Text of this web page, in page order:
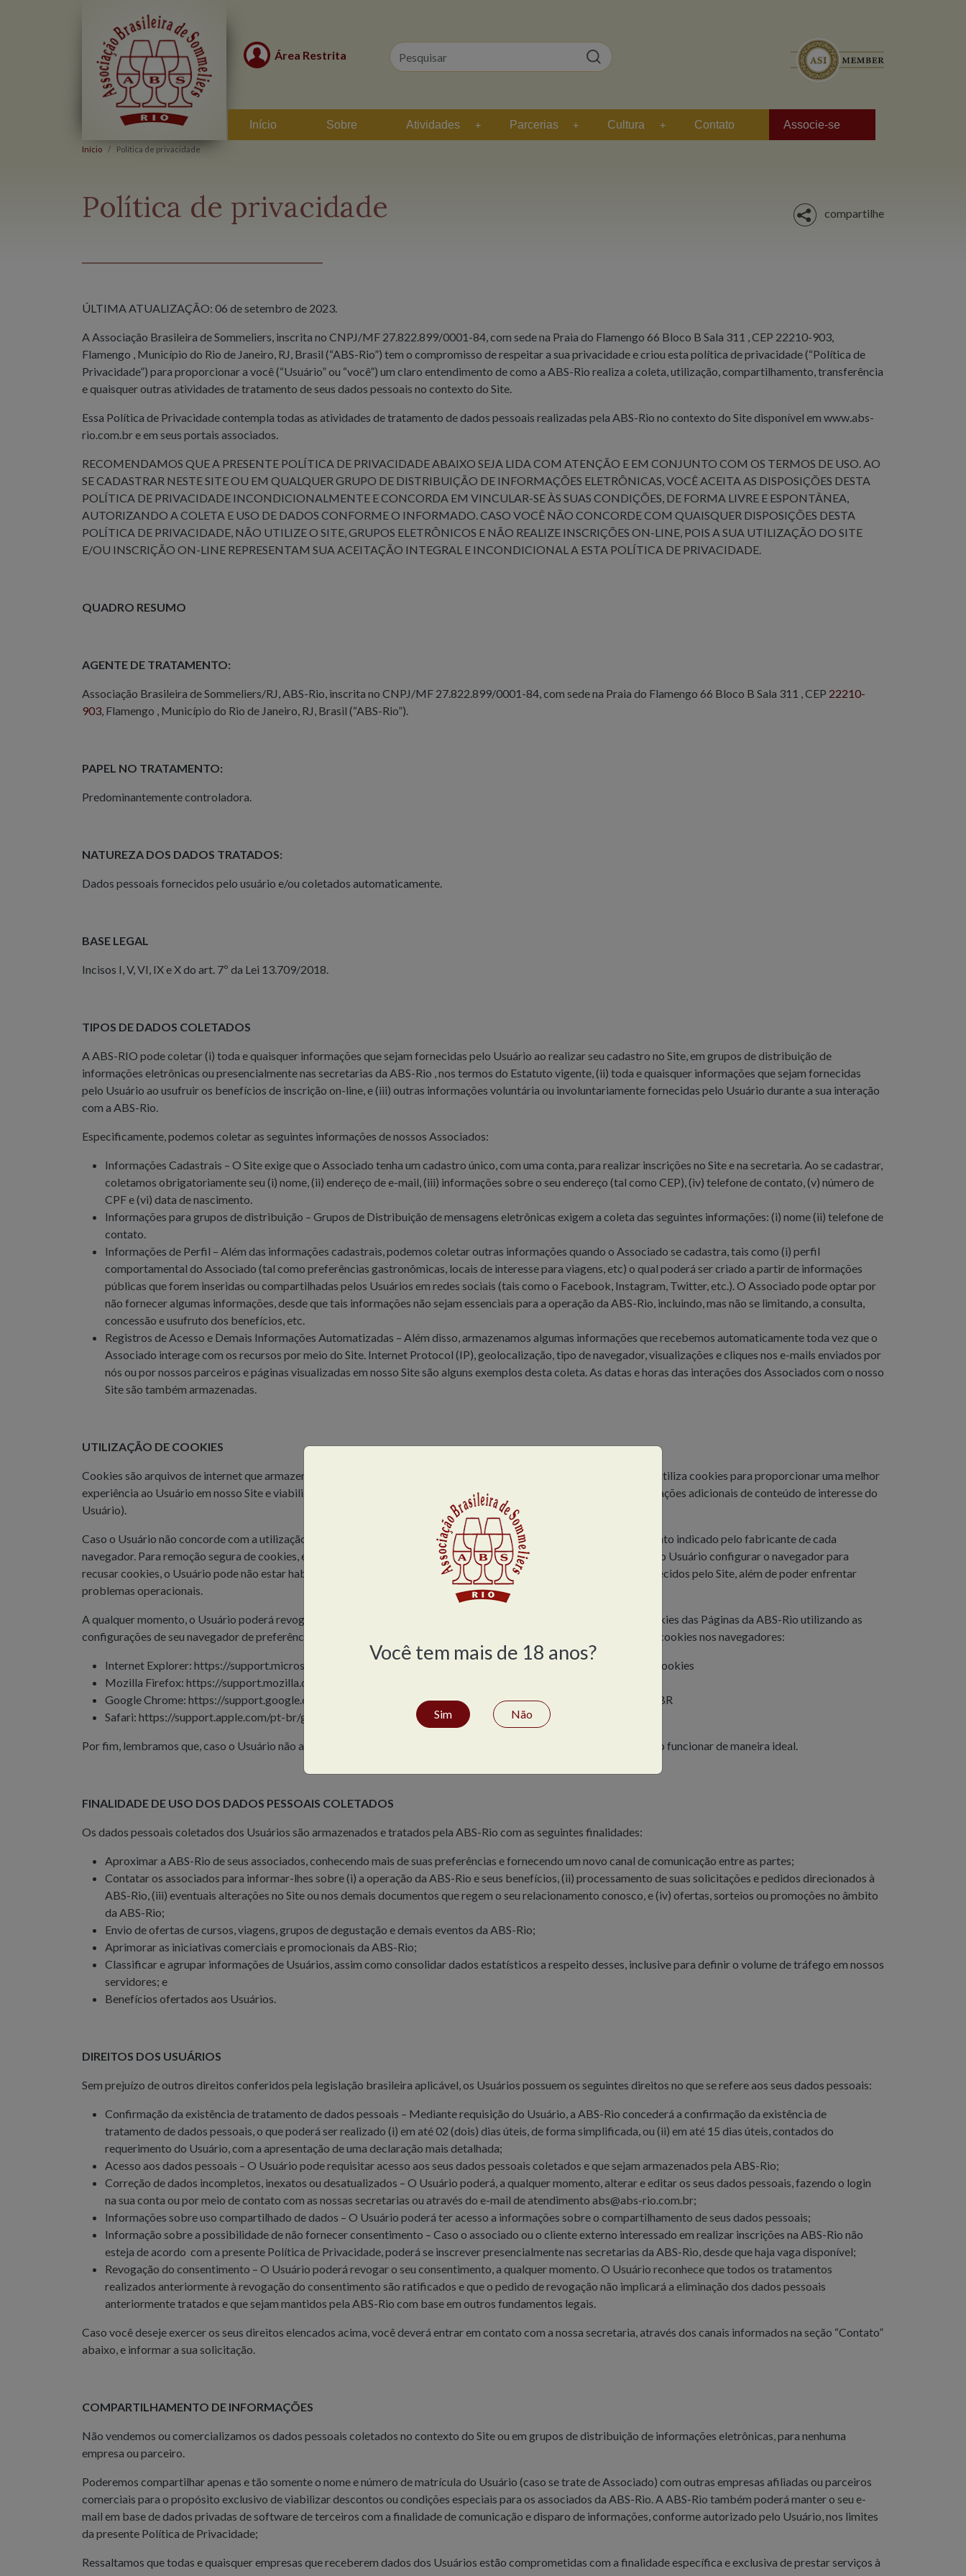
Área Restrita
Início Sobre Atividades Parcerias Cultura Contato Associe-se
Início Política de privacidade
compartilhe
Política de privacidade
ÚLTIMA ATUALIZAÇÃO: 06 de setembro de 2023.
A Associação Brasileira de Sommeliers, inscrita no CNPJ/MF 27.822.899/0001-84, com sede na Praia do Flamengo 66 Bloco B Sala 311 , CEP ‪22210-903,
Flamengo , Município do Rio de Janeiro, RJ, Brasil (“ABS-Rio”) tem o compromisso de respeitar a sua privacidade e criou esta política de privacidade (“Política de
Privacidade”) para proporcionar a você (“Usuário” ou “você”) um claro entendimento de como a ABS-Rio realiza a coleta, utilização, compartilhamento, transferência
e quaisquer outras atividades de tratamento de seus dados pessoais no contexto do Site.
Essa Política de Privacidade contempla todas as atividades de tratamento de dados pessoais realizadas pela ABS-Rio no contexto do Site disponível em www.abs-
rio.com.br e em seus portais associados.
RECOMENDAMOS QUE A PRESENTE POLÍTICA DE PRIVACIDADE ABAIXO SEJA LIDA COM ATENÇÃO E EM CONJUNTO COM OS TERMOS DE USO. AO
SE CADASTRAR NESTE SITE OU EM QUALQUER GRUPO DE DISTRIBUIÇÃO DE INFORMAÇÕES ELETRÔNICAS, VOCÊ ACEITA AS DISPOSIÇÕES DESTA
POLÍTICA DE PRIVACIDADE INCONDICIONALMENTE E CONCORDA EM VINCULAR-SE ÀS SUAS CONDIÇÕES, DE FORMA LIVRE E ESPONTÂNEA,
AUTORIZANDO A COLETA E USO DE DADOS CONFORME O INFORMADO. CASO VOCÊ NÃO CONCORDE COM QUAISQUER DISPOSIÇÕES DESTA
POLÍTICA DE PRIVACIDADE, NÃO UTILIZE O SITE, GRUPOS ELETRÔNICOS E NÃO REALIZE INSCRIÇÕES ON-LINE, POIS A SUA UTILIZAÇÃO DO SITE
E/OU INSCRIÇÃO ON-LINE REPRESENTAM SUA ACEITAÇÃO INTEGRAL E INCONDICIONAL A ESTA POLÍTICA DE PRIVACIDADE.
QUADRO RESUMO
AGENTE DE TRATAMENTO:
Associação Brasileira de Sommeliers/RJ, ABS-Rio, inscrita no CNPJ/MF 27.822.899/0001-84, com sede na Praia do Flamengo 66 Bloco B Sala 311 , CEP ‪22210-
903, Flamengo , Município do Rio de Janeiro, RJ, Brasil (“ABS-Rio”).
PAPEL NO TRATAMENTO:
Predominantemente controladora.
NATUREZA DOS DADOS TRATADOS:
Dados pessoais fornecidos pelo usuário e/ou coletados automaticamente.
BASE LEGAL
Incisos I, V, VI, IX e X do art. 7º da Lei 13.709/2018.
TIPOS DE DADOS COLETADOS
A ABS-RIO pode coletar (i) toda e quaisquer informações que sejam fornecidas pelo Usuário ao realizar seu cadastro no Site, em grupos de distribuição de
informações eletrônicas ou presencialmente nas secretarias da ABS-Rio , nos termos do Estatuto vigente, (ii) toda e quaisquer informações que sejam fornecidas
pelo Usuário ao usufruir os benefícios de inscrição on-line, e (iii) outras informações voluntária ou involuntariamente fornecidas pelo Usuário durante a sua interação
com a ABS-Rio.
Especificamente, podemos coletar as seguintes informações de nossos Associados:
Informações Cadastrais – O Site exige que o Associado tenha um cadastro único, com uma conta, para realizar inscrições no Site e na secretaria. Ao se cadastrar,
coletamos obrigatoriamente seu (i) nome, (ii) endereço de e-mail, (iii) informações sobre o seu endereço (tal como CEP), (iv) telefone de contato, (v) número de
CPF e (vi) data de nascimento.
Informações para grupos de distribuição – Grupos de Distribuição de mensagens eletrônicas exigem a coleta das seguintes informações: (i) nome (ii) telefone de
contato.
Informações de Perfil – Além das informações cadastrais, podemos coletar outras informações quando o Associado se cadastra, tais como (i) perfil
comportamental do Associado (tal como preferências gastronômicas, locais de interesse para viagens, etc) o qual poderá ser criado a partir de informações
públicas que forem inseridas ou compartilhadas pelos Usuários em redes sociais (tais como o Facebook, Instagram, Twitter, etc.). O Associado pode optar por
não fornecer algumas informações, desde que tais informações não sejam essenciais para a operação da ABS-Rio, incluindo, mas não se limitando, a consulta,
concessão e usufruto dos benefícios, etc.
Registros de Acesso e Demais Informações Automatizadas – Além disso, armazenamos algumas informações que recebemos automaticamente toda vez que o
Associado interage com os recursos por meio do Site. Internet Protocol (IP), geolocalização, tipo de navegador, visualizações e cliques nos e-mails enviados por
nós ou por nossos parceiros e páginas visualizadas em nosso Site são alguns exemplos desta coleta. As datas e horas das interações dos Associados com o nosso
Site são também armazenadas.
UTILIZAÇÃO DE COOKIES
Cookies são arquivos de internet que armazenam temporariamente a interação do Usuário com nosso Site. A ABS-Rio utiliza cookies para proporcionar uma melhor
experiência ao Usuário em nosso Site e viabilizar recursos personalizados (tais como publicidade direcionada e informações adicionais de conteúdo de interesse do
Usuário).
Caso o Usuário não concorde com a utilização de cookies, é possível desabilitar esta função, nos termos do procedimento indicado pelo fabricante de cada
navegador. Para remoção segura de cookies, entre em contato ou busque o procedimento nos sites dos fabricantes. Se o Usuário configurar o navegador para
recusar cookies, o Usuário pode não estar habilitado para utilizar todos os recursos de navegação personalizados oferecidos pelo Site, além de poder enfrentar
problemas operacionais.
A qualquer momento, o Usuário poderá revogar seu consentimento quanto aos cookies, pelo que deverá apagar os cookies das Páginas da ABS-Rio utilizando as
configurações de seu navegador de preferência. Para mais informações sobre como proceder em relação à gestão dos cookies nos navegadores:
Internet Explorer: https://support.microsoft.com/pt-br/help/17442/windows-internet-explorer-delete-manage-cookies
Mozilla Firefox: https://support.mozilla.org/pt-BR/kb/ative-e-desative-os-cookies-que-os-sites-usam
Google Chrome: https://support.google.com/accounts/answer/61416?co=GENIE.Platform%3DDesktop&hl=pt-BR
Safari: https://support.apple.com/pt-br/guide/safari/sfri11471/mac
Por fim, lembramos que, caso o Usuário não aceite alguns cookies das Páginas da ABS-Rio, certos serviços poderão não funcionar de maneira ideal.
FINALIDADE DE USO DOS DADOS PESSOAIS COLETADOS
Os dados pessoais coletados dos Usuários são armazenados e tratados pela ABS-Rio com as seguintes finalidades:
Aproximar a ABS-Rio de seus associados, conhecendo mais de suas preferências e fornecendo um novo canal de comunicação entre as partes;
Contatar os associados para informar-lhes sobre (i) a operação da ABS-Rio e seus benefícios, (ii) processamento de suas solicitações e pedidos direcionados à
ABS-Rio, (iii) eventuais alterações no Site ou nos demais documentos que regem o seu relacionamento conosco, e (iv) ofertas, sorteios ou promoções no âmbito
da ABS-Rio;
Envio de ofertas de cursos, viagens, grupos de degustação e demais eventos da ABS-Rio;
Aprimorar as iniciativas comerciais e promocionais da ABS-Rio;
Classificar e agrupar informações de Usuários, assim como consolidar dados estatísticos a respeito desses, inclusive para definir o volume de tráfego em nossos
servidores; e
Benefícios ofertados aos Usuários.
DIREITOS DOS USUÁRIOS
Sem prejuízo de outros direitos conferidos pela legislação brasileira aplicável, os Usuários possuem os seguintes direitos no que se refere aos seus dados pessoais:
Confirmação da existência de tratamento de dados pessoais – Mediante requisição do Usuário, a ABS-Rio concederá a confirmação da existência de
tratamento de dados pessoais, o que poderá ser realizado (i) em até 02 (dois) dias úteis, de forma simplificada, ou (ii) em até 15 dias úteis, contados do
requerimento do Usuário, com a apresentação de uma declaração mais detalhada;
Acesso aos dados pessoais – O Usuário pode requisitar acesso aos seus dados pessoais coletados e que sejam armazenados pela ABS-Rio;
Correção de dados incompletos, inexatos ou desatualizados – O Usuário poderá, a qualquer momento, alterar e editar os seus dados pessoais, fazendo o login
na sua conta ou por meio de contato com as nossas secretarias ou através do e-mail de atendimento abs@abs-rio.com.br;
Informações sobre uso compartilhado de dados – O Usuário poderá ter acesso a informações sobre o compartilhamento de seus dados pessoais;
Informação sobre a possibilidade de não fornecer consentimento – Caso o associado ou o cliente externo interessado em realizar inscrições na ABS-Rio não
esteja de acordo com a presente Política de Privacidade, poderá se inscrever presencialmente nas secretarias da ABS-Rio, desde que haja vaga disponível;
Revogação do consentimento – O Usuário poderá revogar o seu consentimento, a qualquer momento. O Usuário reconhece que todos os tratamentos
realizados anteriormente à revogação do consentimento são ratificados e que o pedido de revogação não implicará a eliminação dos dados pessoais
anteriormente tratados e que sejam mantidos pela ABS-Rio com base em outros fundamentos legais.
Caso você deseje exercer os seus direitos elencados acima, você deverá entrar em contato com a nossa secretaria, através dos canais informados na seção “Contato”
abaixo, e informar a sua solicitação.
COMPARTILHAMENTO DE INFORMAÇÕES
Não vendemos ou comercializamos os dados pessoais coletados no contexto do Site ou em grupos de distribuição de informações eletrônicas, para nenhuma
empresa ou parceiro.
Poderemos compartilhar apenas e tão somente o nome e número de matrícula do Usuário (caso se trate de Associado) com outras empresas afiliadas ou parceiros
comerciais para o propósito exclusivo de viabilizar descontos ou condições especiais para os associados da ABS-Rio. A ABS-Rio também poderá manter o seu e-
mail em base de dados privadas de software de terceiros com a finalidade de comunicação e disparo de informações, conforme autorizado pelo Usuário, nos limites
da presente Política de Privacidade;
Ressaltamos que todas e quaisquer empresas que receberem dados dos Usuários estão comprometidas com a finalidade específica e exclusiva de prestar serviços à
Você tem mais de 18 anos?
Sim Não